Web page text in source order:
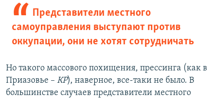
Представители местного
самоуправления выступают против
оккупации, они не хотят сотрудничать
Но такого массового похищения, прессинга (как в
Приазовье – КР), наверное, все-таки не было. В
большинстве случаев представители местного